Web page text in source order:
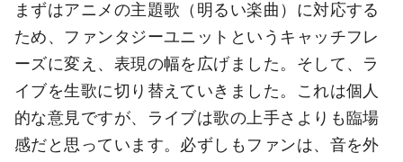
まずはアニメの主題歌（明るい楽曲）に対応する
ため、ファンタジーユニットというキャッチフレ
ーズに変え、表現の幅を広げました。そして、ラ
イブを生歌に切り替えていきました。これは個人
的な意見ですが、ライブは歌の上手さよりも臨場
感だと思っています。必ずしもファンは、音を外